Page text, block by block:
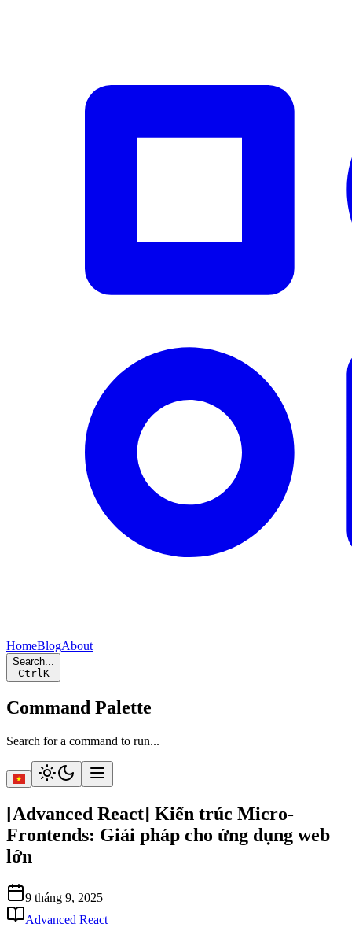
HomeBlogAbout
Search...
CtrlK
Command Palette
Search for a command to run...
[Advanced React] Kiến trúc Micro-
Frontends: Giải pháp cho ứng dụng web
lớn
9 tháng 9, 2025
Advanced React